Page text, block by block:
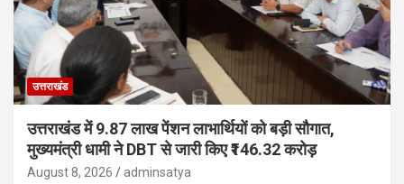
उत्तराखंड
उत्तराखंड में 9.87 लाख पेंशन लाभार्थियों को बड़ी सौगात,
मुख्यमंत्री धामी ने DBT से जारी किए ₹146.32 करोड़
August 8, 2026 adminsatya